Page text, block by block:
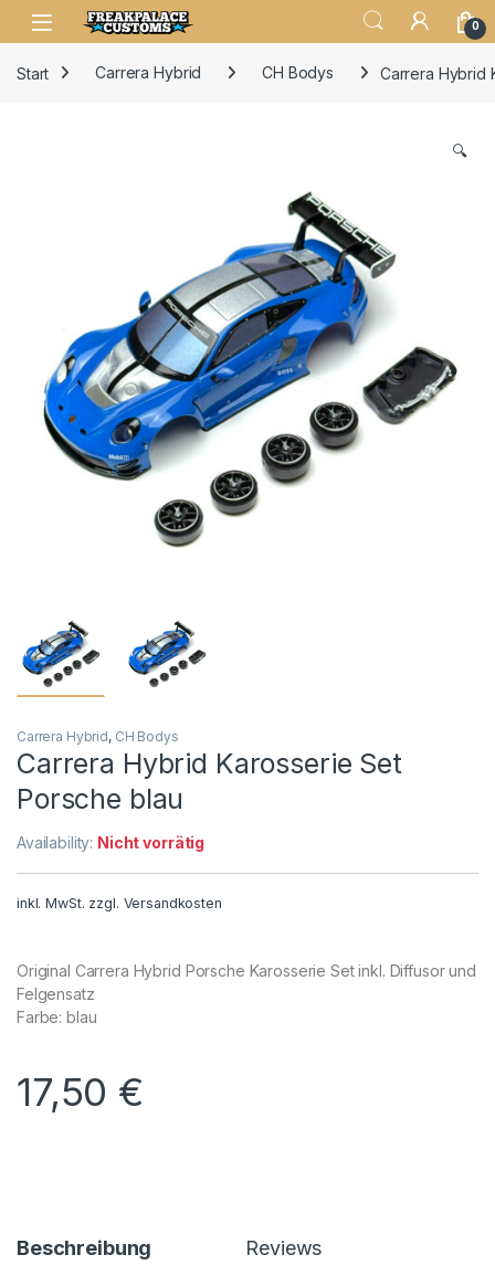
0
Start Carrera Hybrid CH Bodys Carrera Hybrid
🔍
Carrera Hybrid, CH Bodys
Carrera Hybrid Karosserie Set
Porsche blau
Availability: Nicht vorrätig
inkl. MwSt. zzgl. Versandkosten
Original Carrera Hybrid Porsche Karosserie Set inkl. Diffusor und
Felgensatz
Farbe: blau
17,50 €
Beschreibung Reviews